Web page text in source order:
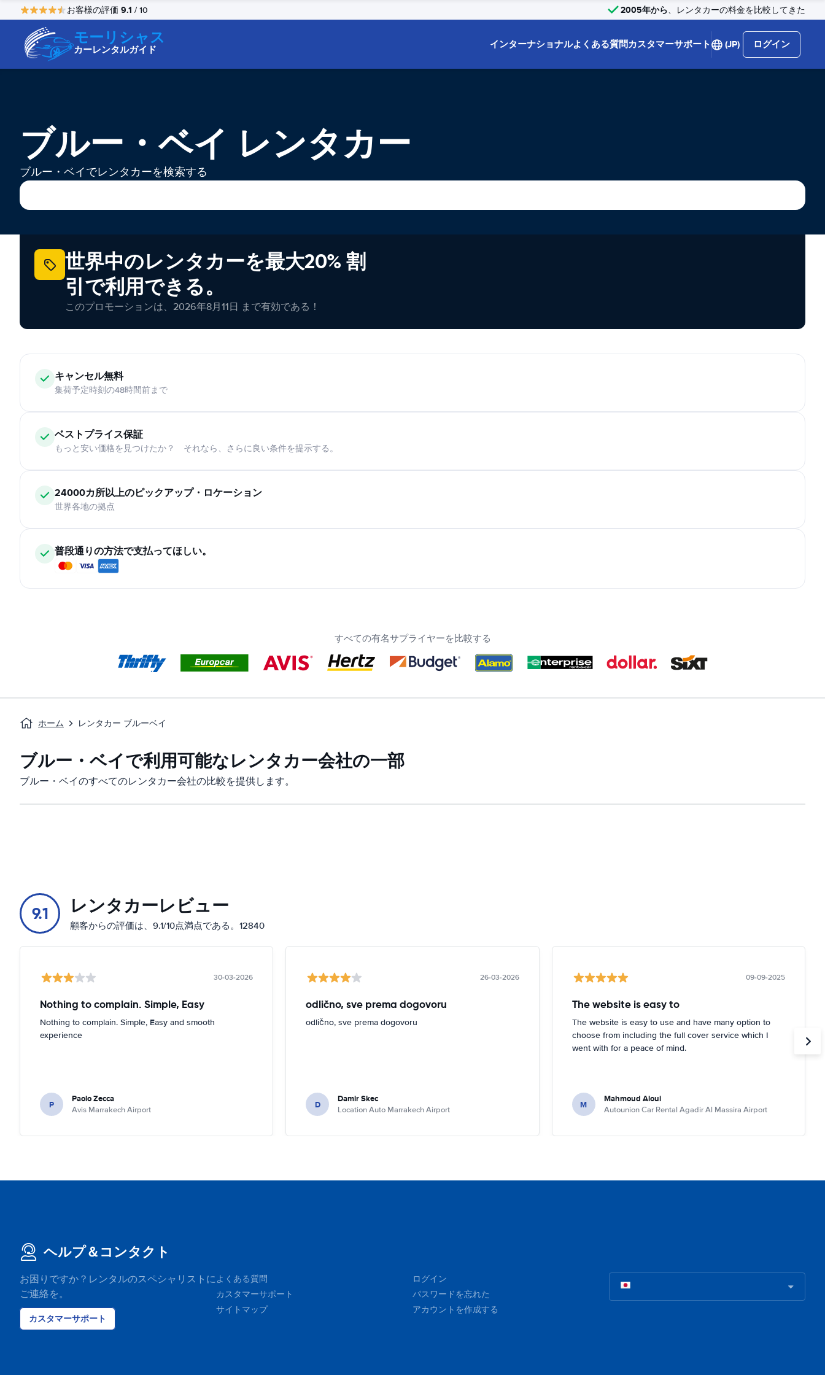
お客様の評価 9.1 / 10 2005年から、レンタカーの料金を比較してきた
モーリシャス
カーレンタルガイド インターナショナルよくある質問カスタマーサポート (JP) ログイン
ブルー・ベイ レンタカー
ブルー・ベイでレンタカーを検索する
世界中のレンタカーを最大20% 割
引で利用できる。
このプロモーションは、2026年8月11日 まで有効である！
キャンセル無料
集荷予定時刻の48時間前まで
ベストプライス保証
もっと安い価格を見つけたか？ それなら、さらに良い条件を提示する。
24000カ所以上のピックアップ・ロケーション
世界各地の拠点
普段通りの方法で支払ってほしい。
すべての有名サプライヤーを比較する
ホーム レンタカー ブルーベイ
ブルー・ベイで利用可能なレンタカー会社の一部
ブルー・ベイのすべてのレンタカー会社の比較を提供します。
9.1 レンタカーレビュー
顧客からの評価は、9.1/10点満点である。12840
30-03-2026
Nothing to complain. Simple, Easy
Nothing to complain. Simple, Easy and smooth
experience
P Paolo Zecca
Avis Marrakech Airport
26-03-2026
odlično, sve prema dogovoru
odlično, sve prema dogovoru
D Damir Skec
Location Auto Marrakech Airport
09-09-2025
The website is easy to
The website is easy to use and have many option to
choose from including the full cover service which I
went with for a peace of mind.
M Mahmoud Aloui
Autounion Car Rental Agadir Al Massira Airport
ヘルプ＆コンタクト
お困りですか？レンタルのスペシャリストに
ご連絡を。
カスタマーサポート
よくある質問
カスタマーサポート
サイトマップ
ログイン
パスワードを忘れた
アカウントを作成する